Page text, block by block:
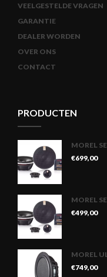
VEELGESTELDE VRAGEN
GARANTIE
DEALER WORDEN
OVER ONS
CONTACT
PRODUCTEN
MOREL
€699,00
MOREL
€499,00
MOREL
€749,00